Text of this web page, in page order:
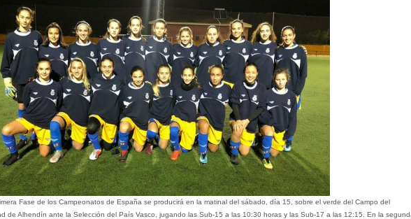
Fase de los Campeonatos de España se producirá en la matinal del sábado, día 15, sobre el verde del Campo del
de Alhendín ante la Selección del País Vasco, jugando las Sub-15 a las 10:30 horas y las Sub-17 a las 12:15. En la